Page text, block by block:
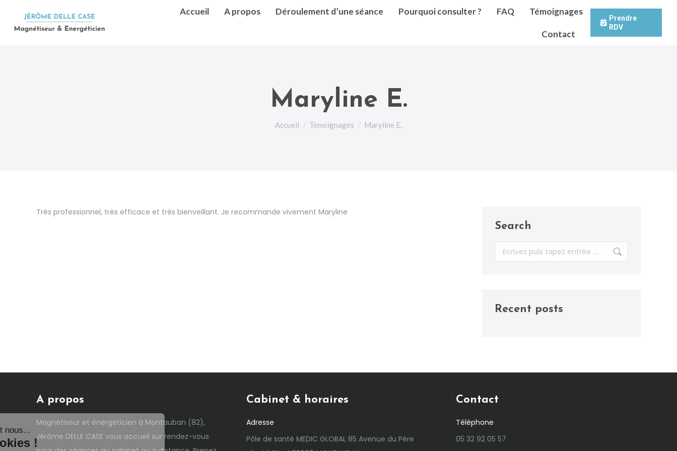
Accueil A propos Déroulement d’une séance Pourquoi consulter ? FAQ Témoignages
Contact
Prendre
RDV
Maryline E.
Vous êtes ici :
Accueil Témoignages Maryline E.
Très professionnel, très efficace et très bienveillant. Je recommande vivement Maryline
Search
Recherche
:
Recent posts
A propos
Magnétiseur et énergéticien à Montauban (82),
Jérôme DELLE CASE vous accueil sur rendez-vous
Cabinet & horaires
Adresse
Pôle de santé MEDIC GLOBAL 85 Avenue du Père
Contact
Téléphone
05 32 92 05 57
Salut c'est nous...
les Cookies !